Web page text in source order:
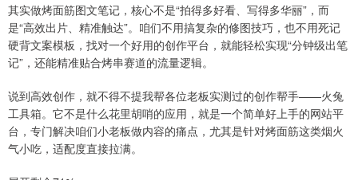
其实做烤面筋图文笔记，核心不是“拍得多好看、写得多华丽”，而
是“高效出片、精准触达”。咱们不用搞复杂的修图技巧，也不用死记
硬背文案模板，找对一个好用的创作平台，就能轻松实现“分钟级出笔
记”，还能精准贴合烤串赛道的流量逻辑。
说到高效创作，就不得不提我帮各位老板实测过的创作帮手——火兔
工具箱。它不是什么花里胡哨的应用，就是一个简单好上手的网站平
台，专门解决咱们小老板做内容的痛点，尤其是针对烤面筋这类烟火
气小吃，适配度直接拉满。